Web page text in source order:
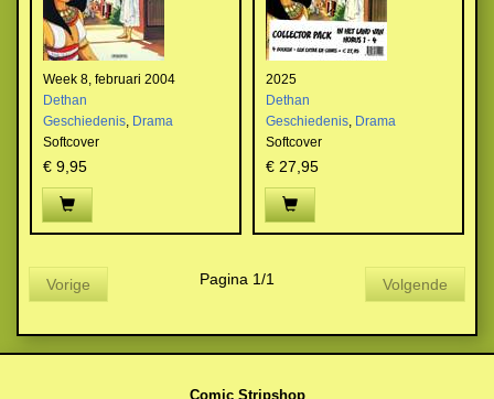
Week 8, februari 2004
Dethan
Geschiedenis, Drama
Softcover
€ 9,95
2025
Dethan
Geschiedenis, Drama
Softcover
€ 27,95
Vorige Pagina 1/1 Volgende
Comic Stripshop